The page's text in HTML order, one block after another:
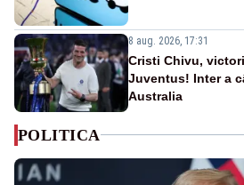
8 aug. 2026, 17:31
Cristi Chivu,
Juventus! Inter a
Australia
POLITICA